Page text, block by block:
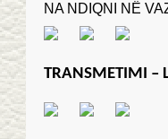
NA NDIQNI NË
TRANSMETIMI –